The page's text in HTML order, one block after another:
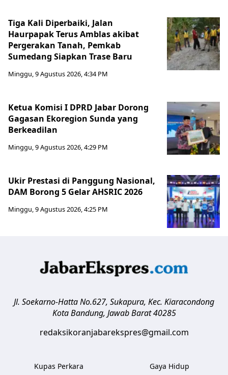
Tiga Kali Diperbaiki, Jalan
Haurpapak Terus Amblas akibat
Pergerakan Tanah, Pemkab
Sumedang Siapkan Trase Baru
Minggu, 9 Agustus 2026, 4:34 PM
Ketua Komisi I DPRD Jabar Dorong
Gagasan Ekoregion Sunda yang
Berkeadilan
Minggu, 9 Agustus 2026, 4:29 PM
Ukir Prestasi di Panggung Nasional,
DAM Borong 5 Gelar AHSRIC 2026
Minggu, 9 Agustus 2026, 4:25 PM
Jl. Soekarno-Hatta No.627, Sukapura, Kec. Kiaracondong
Kota Bandung, Jawab Barat 40285
redaksikoranjabarekspres@gmail.com
Kupas Perkara Gaya Hidup